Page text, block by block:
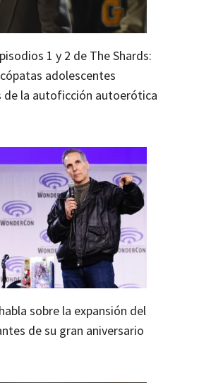
1 y 2 de The Shards:
adolescentes
de la autoficción autoerótica
sobre la expansión del
de su gran aniversario